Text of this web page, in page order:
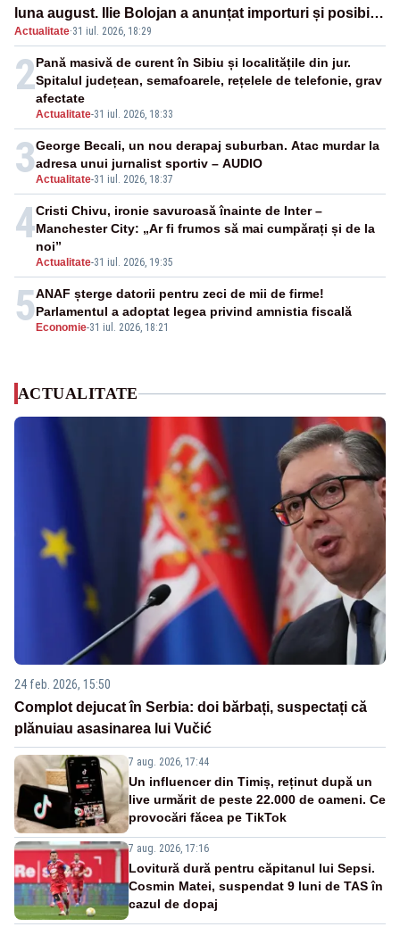
luna august. Ilie Bolojan a anunțat importuri și posibile
restricții – VIDEO
Actualitate·31 iul. 2026, 18:29
2
Actualitate-31 iul. 2026, 18:33
Pană masivă de curent în Sibiu și localitățile din jur.
Spitalul județean, semafoarele, rețelele de telefonie, grav
afectate
3Actualitate-31 iul. 2026, 18:37
George Becali, un nou derapaj suburban. Atac murdar la
adresa unui jurnalist sportiv – AUDIO
4
Actualitate-31 iul. 2026, 19:35
Cristi Chivu, ironie savuroasă înainte de Inter –
Manchester City: „Ar fi frumos să mai cumpărați și de la
noi”
5 Economie-31 iul. 2026, 18:21
ANAF șterge datorii pentru zeci de mii de firme!
Parlamentul a adoptat legea privind amnistia fiscală
ACTUALITATE
24 feb. 2026, 15:50
Complot dejucat în Serbia: doi bărbați, suspectați că
plănuiau asasinarea lui Vučić
7 aug. 2026, 17:44
Un influencer din Timiș, reținut după un
live urmărit de peste 22.000 de oameni. Ce
provocări făcea pe TikTok
7 aug. 2026, 17:16
Lovitură dură pentru căpitanul lui Sepsi.
Cosmin Matei, suspendat 9 luni de TAS în
cazul de dopaj